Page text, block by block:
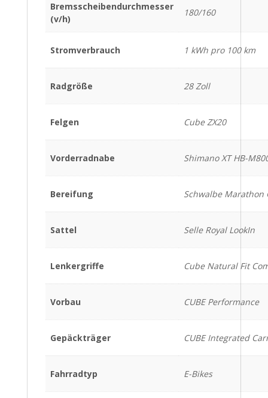
Bremsscheibendurchmesser
(v/h)
180/160
Stromverbrauch 1 kWh pro 100 km
Radgröße 28 Zoll
Felgen Cube ZX20
Vorderradnabe Shimano XT HB-
Bereifung Schwalbe Marathon
Sattel Selle Royal LookIn
Lenkergriffe Cube Natural Fit
Vorbau CUBE Performance
Gepäckträger CUBE Integrated
Fahrradtyp E-Bikes